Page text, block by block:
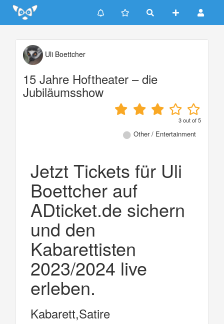
Update cookies preferences
Uli Boettcher
15 Jahre Hoftheater – die
Jubiläumsshow
3out of5
Other / Entertainment
Jetzt Tickets für Uli
Boettcher auf
ADticket.de sichern
und den
Kabarettisten
2023/2024 live
erleben.
Kabarett,Satire